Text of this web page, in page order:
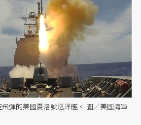
彈的美國夏洛號巡洋艦。 圖／美國海軍